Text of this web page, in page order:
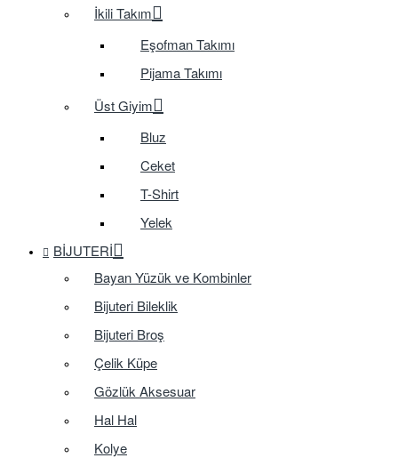
İkili Takım
Eşofman Takımı
Pijama Takımı
Üst Giyim
Bluz
Ceket
T-Shirt
Yelek
BIJUTERI
Bayan Yüzük ve Kombinler
Bijuteri Bileklik
Bijuteri Broş
Çelik Küpe
Gözlük Aksesuar
Hal Hal
Kolye